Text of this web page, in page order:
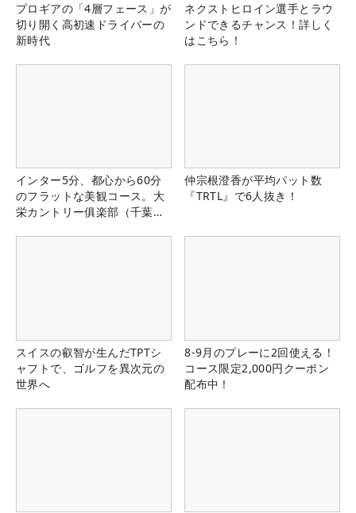
プロギアの「4層フェース」が
切り開く高初速ドライバーの
新時代
ネクストヒロイン選手とラウ
ンドできるチャンス！詳しく
はこちら！
インター5分、都心から60分
のフラットな美観コース。大
栄カントリー俱楽部（千葉
仲宗根澄香が平均パット数
『TRTL』で6人抜き！
スイスの叡智が生んだTPTシ
ャフトで、ゴルフを異次元の
世界へ
8-9月のプレーに2回使える！
コース限定2,000円クーポン
配布中！